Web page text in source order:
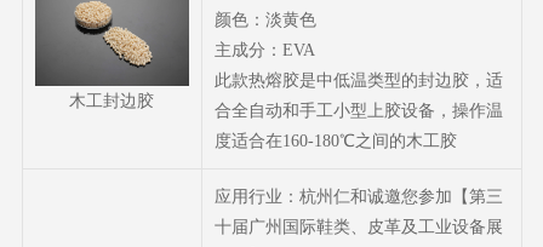
木工封边胶
颜色：淡黄色
主成分：EVA
此款热熔胶是中低温类型的封边胶，适
合全自动和手工小型上胶设备，操作温
度适合在160-180℃之间的木工胶
应用行业：杭州仁和诚邀您参加【第三
十届广州国际鞋类、皮革及工业设备展